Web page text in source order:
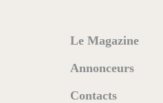
Le Magazine
Annonceurs
Contacts